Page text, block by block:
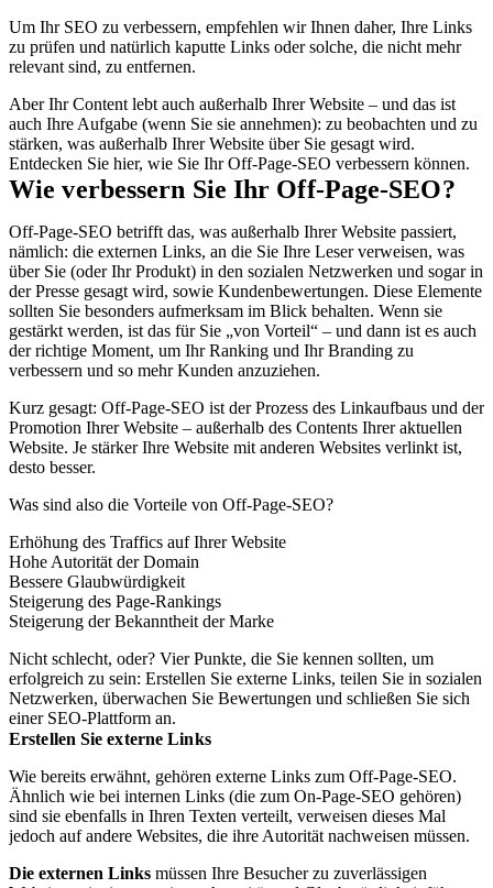
Um Ihr SEO zu verbessern, empfehlen wir Ihnen daher, Ihre Links
zu prüfen und natürlich kaputte Links oder solche, die nicht mehr
relevant sind, zu entfernen.
Aber Ihr Content lebt auch außerhalb Ihrer Website – und das ist
auch Ihre Aufgabe (wenn Sie sie annehmen): zu beobachten und zu
stärken, was außerhalb Ihrer Website über Sie gesagt wird.
Entdecken Sie hier, wie Sie Ihr Off-Page-SEO verbessern können.
Wie verbessern Sie Ihr Off-Page-SEO?
Off-Page-SEO betrifft das, was außerhalb Ihrer Website passiert,
nämlich: die externen Links, an die Sie Ihre Leser verweisen, was
über Sie (oder Ihr Produkt) in den sozialen Netzwerken und sogar in
der Presse gesagt wird, sowie Kundenbewertungen. Diese Elemente
sollten Sie besonders aufmerksam im Blick behalten. Wenn sie
gestärkt werden, ist das für Sie „von Vorteil“ – und dann ist es auch
der richtige Moment, um Ihr Ranking und Ihr Branding zu
verbessern und so mehr Kunden anzuziehen.
Kurz gesagt: Off-Page-SEO ist der Prozess des Linkaufbaus und der
Promotion Ihrer Website – außerhalb des Contents Ihrer aktuellen
Website. Je stärker Ihre Website mit anderen Websites verlinkt ist,
desto besser.
Was sind also die Vorteile von Off-Page-SEO?
Erhöhung des Traffics auf Ihrer Website
Hohe Autorität der Domain
Bessere Glaubwürdigkeit
Steigerung des Page-Rankings
Steigerung der Bekanntheit der Marke
Nicht schlecht, oder? Vier Punkte, die Sie kennen sollten, um
erfolgreich zu sein: Erstellen Sie externe Links, teilen Sie in sozialen
Netzwerken, überwachen Sie Bewertungen und schließen Sie sich
einer SEO-Plattform an.
Erstellen Sie externe Links
Wie bereits erwähnt, gehören externe Links zum Off-Page-SEO.
Ähnlich wie bei internen Links (die zum On-Page-SEO gehören)
sind sie ebenfalls in Ihren Texten verteilt, verweisen dieses Mal
jedoch auf andere Websites, die ihre Autorität nachweisen müssen.
Die externen Links müssen Ihre Besucher zu zuverlässigen